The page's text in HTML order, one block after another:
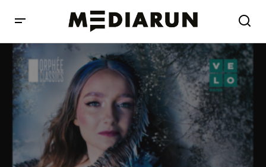
VeloBank wydał płytę w ramach programu VeloTalent